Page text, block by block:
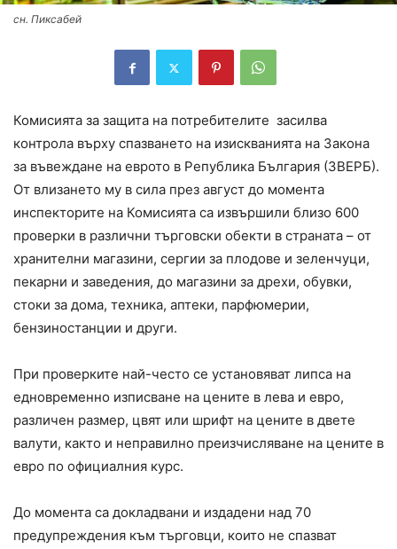
сн. Пиксабей
Комисията за защита на потребителите засилва
контрола върху спазването на изискванията на Закона
за въвеждане на еврото в Република България (ЗВЕРБ).
От влизането му в сила през август до момента
инспекторите на Комисията са извършили близо 600
проверки в различни търговски обекти в страната – от
хранителни магазини, сергии за плодове и зеленчуци,
пекарни и заведения, до магазини за дрехи, обувки,
стоки за дома, техника, аптеки, парфюмерии,
бензиностанции и други.
При проверките най-често се установяват липса на
едновременно изписване на цените в лева и евро,
различен размер, цвят или шрифт на цените в двете
валути, както и неправилно преизчисляване на цените в
евро по официалния курс.
До момента са докладвани и издадени над 70
предупреждения към търговци, които не спазват